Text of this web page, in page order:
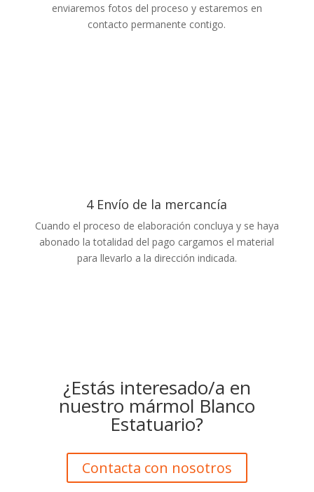
enviaremos fotos del proceso y estaremos en
contacto permanente contigo.
4 Envío de la mercancía
Cuando el proceso de elaboración concluya y se haya
abonado la totalidad del pago cargamos el material
para llevarlo a la dirección indicada.
¿Estás interesado/a en
nuestro mármol Blanco
Estatuario?
Contacta con nosotros